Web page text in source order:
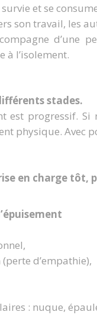
et se
son travail, les
d’une
à l’isolement.
stades.
est progressif.
physique. Avec
en charge tôt,
d’empathie),
: nuque,